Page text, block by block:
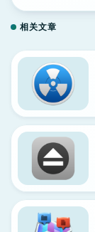
相关文章